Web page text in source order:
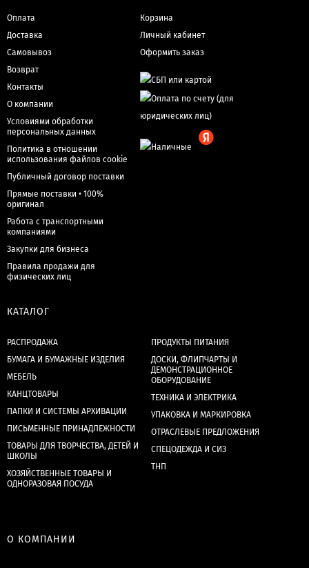
Оплата
Доставка
Самовывоз
Возврат
Контакты
О компании
Условиями обработки
персональных данных
Политика в отношении
использования файлов cookie
Публичный договор поставки
Прямые поставки • 100%
оригинал
Работа с транспортными
компаниями
Закупки для бизнеса
Правила продажи для
физических лиц
Корзина
Личный кабинет
Оформить заказ
КАТАЛОГ
РАСПРОДАЖА
БУМАГА И БУМАЖНЫЕ ИЗДЕЛИЯ
МЕБЕЛЬ
КАНЦТОВАРЫ
ПАПКИ И СИСТЕМЫ АРХИВАЦИИ
ПИСЬМЕННЫЕ ПРИНАДЛЕЖНОСТИ
ТОВАРЫ ДЛЯ ТВОРЧЕСТВА, ДЕТЕЙ И
ШКОЛЫ
ХОЗЯЙСТВЕННЫЕ ТОВАРЫ И
ОДНОРАЗОВАЯ ПОСУДА
ПРОДУКТЫ ПИТАНИЯ
ДОСКИ, ФЛИПЧАРТЫ И
ДЕМОНСТРАЦИОННОЕ
ОБОРУДОВАНИЕ
ТЕХНИКА И ЭЛЕКТРИКА
УПАКОВКА И МАРКИРОВКА
ОТРАСЛЕВЫЕ ПРЕДЛОЖЕНИЯ
СПЕЦОДЕЖДА И СИЗ
ТНП
О КОМПАНИИ